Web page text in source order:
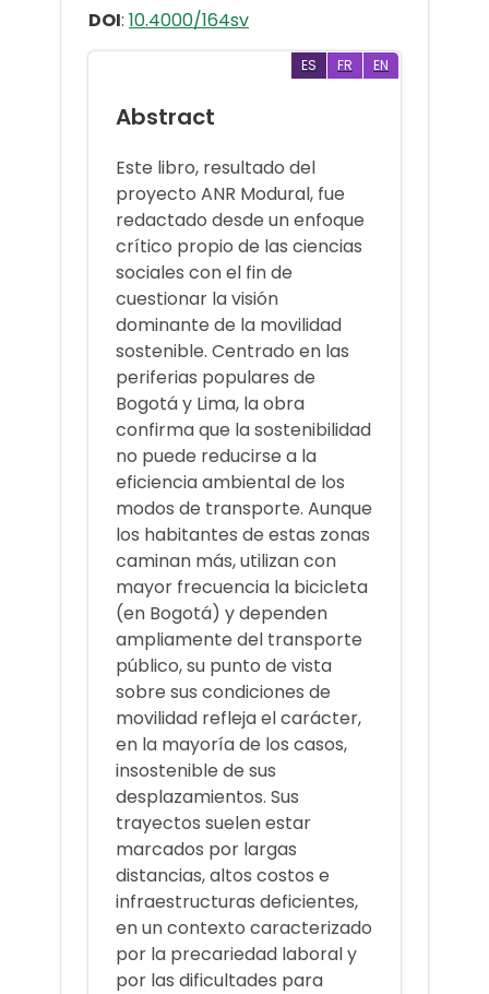
DOI: 10.4000/164sv
ES FR EN
Abstract
Este libro, resultado del
proyecto ANR Modural, fue
redactado desde un enfoque
crítico propio de las ciencias
sociales con el fin de
cuestionar la visión
dominante de la movilidad
sostenible. Centrado en las
periferias populares de
Bogotá y Lima, la obra
confirma que la sostenibilidad
no puede reducirse a la
eficiencia ambiental de los
modos de transporte. Aunque
los habitantes de estas zonas
caminan más, utilizan con
mayor frecuencia la bicicleta
(en Bogotá) y dependen
ampliamente del transporte
público, su punto de vista
sobre sus condiciones de
movilidad refleja el carácter,
en la mayoría de los casos,
insostenible de sus
desplazamientos. Sus
trayectos suelen estar
marcados por largas
distancias, altos costos e
infraestructuras deficientes,
en un contexto caracterizado
por la precariedad laboral y
por las dificultades para